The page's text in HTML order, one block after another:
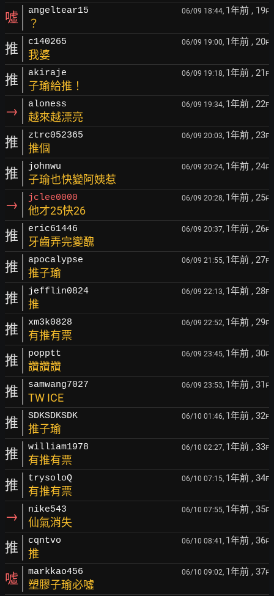
噓 angeltear15 06/09 18:44, 1年前 , 19F
？
推 c140265 06/09 19:00, 1年前 , 20F
我婆
推 akiraje 06/09 19:18, 1年前 , 21 F
子瑜給推！
→ aloness 06/09 19:34, 1年前 , 22F
越來越漂亮
推 ztrc052365 06/09 20:03, 1年前 , 23F
推個
推 johnwu 06/09 20:24, 1年前 , 24F
子瑜也快變阿姨惹
→ jclee0000 06/09 20:28, 1年前 , 25F
他才25快26
推 eric61446 06/09 20:37, 1年前 , 26F
牙齒弄完變醜
推 apocalypse 06/09 21:55, 1年前 , 27F
推子瑜
推 jefflin0824 06/09 22:13, 1年前 , 28F
推
推 xm3k0828 06/09 22:52, 1年前 , 29F
有推有票
推 popptt 06/09 23:45, 1年前 , 30F
讚讚讚
推 samwang7027 06/09 23:53, 1年前 , 31 F
TW ICE
推 SDKSDKSDK 06/10 01:46, 1年前 , 32F
推子瑜
推 william1978 06/10 02:27, 1年前 , 33F
有推有票
推 trysoloQ 06/10 07:15, 1年前 , 34F
有推有票
→ nike543 06/10 07:55, 1年前 , 35F
仙氣消失
推 cqntvo 06/10 08:41, 1年前 , 36F
推
噓 markkao456 06/10 09:02, 1年前 , 37F
塑膠子瑜必噓